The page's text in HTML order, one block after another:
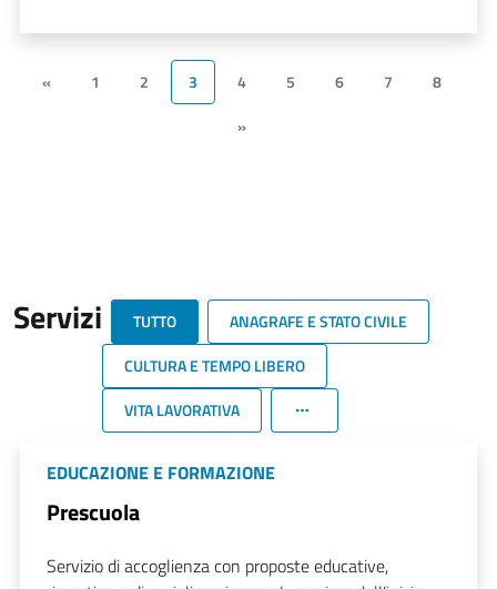
« 1 2 3 4 5 6 7
8
»
Servizi TUTTO
ANAGRAFE E STATO CIVILE
CULTURA E TEMPO LIBERO
VITA LAVORATIVA
EDUCAZIONE E FORMAZIONE
Prescuola
Servizio di accoglienza con proposte educative,